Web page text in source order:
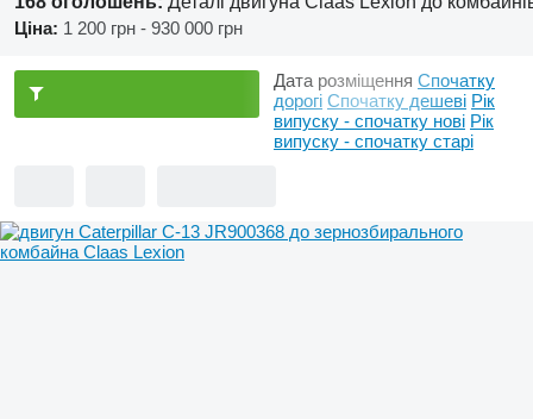
Ціна: 1 200 грн - 930 000 грн
Дата розміщення Спочатку
дорогі Спочатку дешеві Рік
випуску - спочатку нові Рік
випуску - спочатку старі